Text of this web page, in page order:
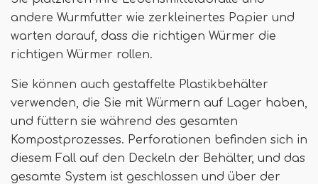
andere Wurmfutter wie zerkleinertes Papier und
warten darauf, dass die richtigen Würmer die
richtigen Würmer rollen.
Sie können auch gestaffelte Plastikbehälter
verwenden, die Sie mit Würmern auf Lager haben,
und füttern sie während des gesamten
Kompostprozesses. Perforationen befinden sich in
diesem Fall auf den Deckeln der Behälter, und das
gesamte System ist geschlossen und über der